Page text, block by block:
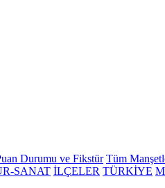
Durumu ve Fikstür Tüm
SANAT İLÇELER TÜRKİYE